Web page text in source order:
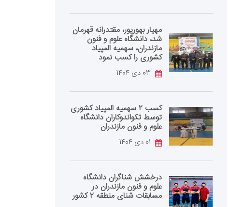
مهیار بهورپور، مقتدرانه قهرمان
شد، دانشگاه علوم و فنون
مازندران، سهمیه المپیاد
کشوری را کسب نمود
کسب ۲ سهمیه المپیاد کشوری
توسط تکواندوکاران دانشگاه
علوم و فنون مازندران
درخشش شناگران دانشگاه
علوم و فنون مازندران در
مسابقات شنای منطقه ۲ کشور